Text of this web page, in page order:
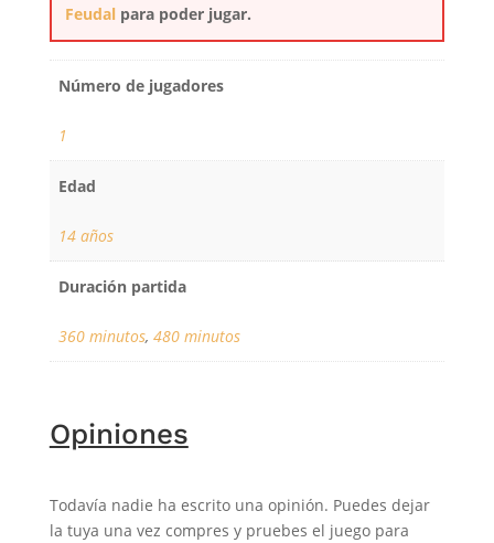
Feudalpara poder jugar.
Número de jugadores
1
Edad
14 años
Duración partida
360 minutos, 480 minutos
Opiniones
Todavía nadie ha escrito una opinión. Puedes dejar
la tuya una vez compres y pruebes el juego para